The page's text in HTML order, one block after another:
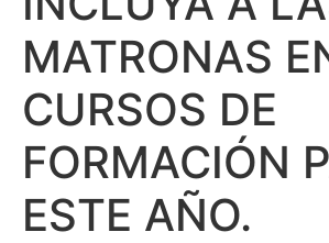
MATRONAS
CURSOS DE
FORMACIÓN
ESTE AÑO.